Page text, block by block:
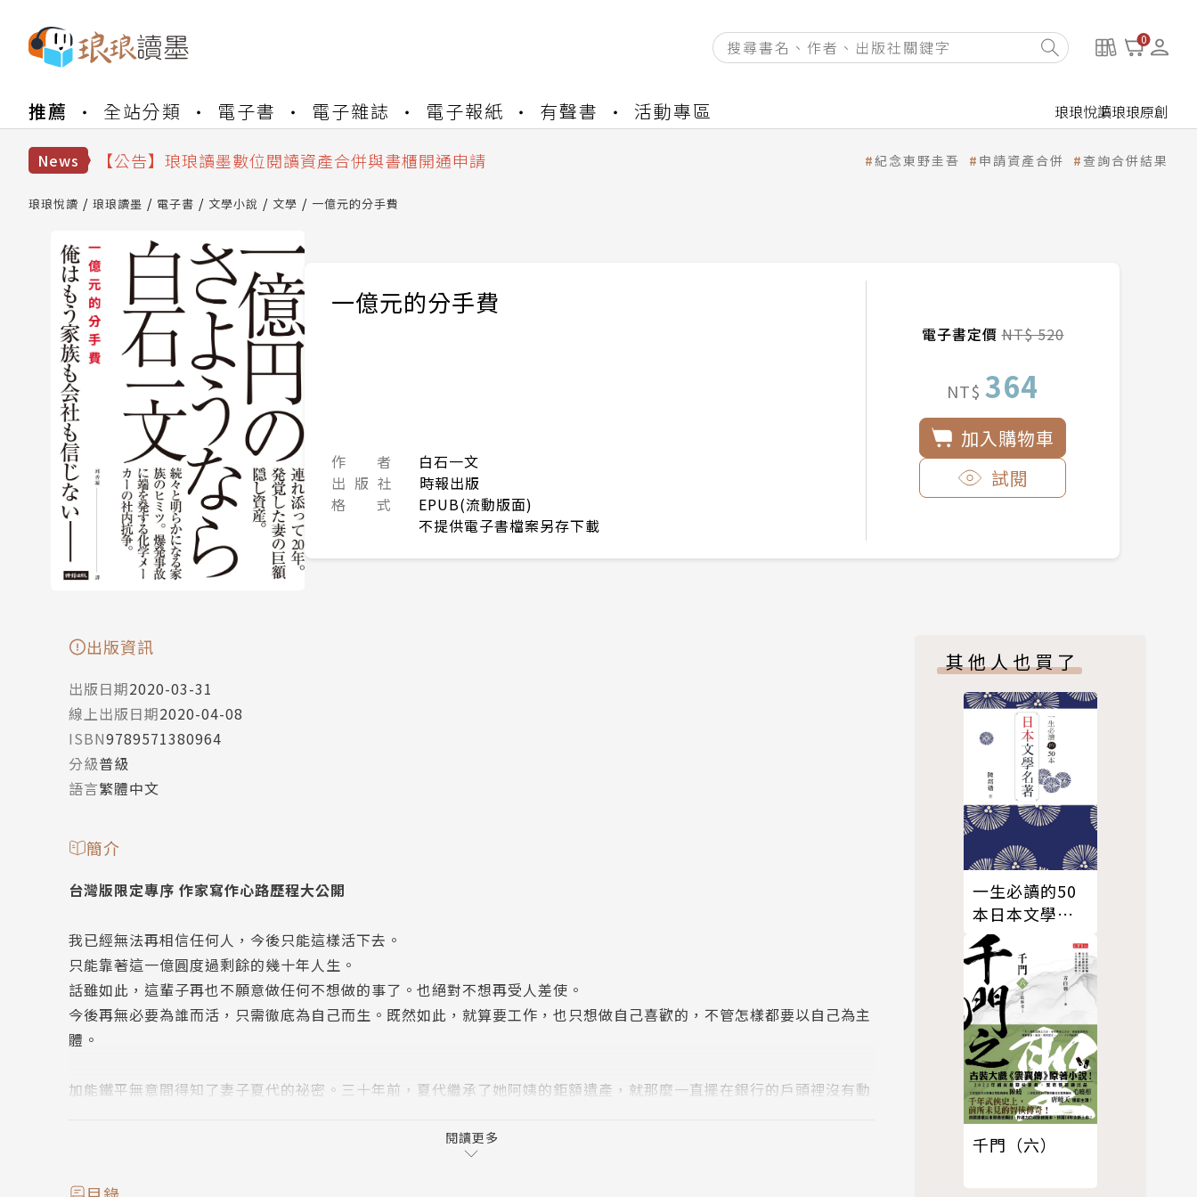
0
推薦 全站分類 電子書 電子雜誌 電子報紙 有聲書 活動專區 琅琅悅讀琅琅原創
News
【公告】琅琅書店服務升級重要說明及資產合併結果查詢
【公告】琅琅讀墨數位閱讀資產合併與書櫃開通申請
【公告】琅琅讀墨 3 分鐘完成書櫃開通與資產合併申請圖文教學
【公告】因 Readmoo 讀墨系統維護中，本站同步暫停部分閱讀服務
紀念東野圭吾 申請資產合併 查詢合併結果
琅琅悅讀 琅琅讀墨 電子書 文學小說 文學 一億元的分手費
一億元的分手費
作 者
白石一文
出 版 社
時報出版
格 式
EPUB(流動版面)
不提供電子書檔案另存下載
電子書定價NT$ 520
NT$ 364
加入購物車
試閱
出版資訊
出版日期2020-03-31
線上出版日期2020-04-08
ISBN9789571380964
分級普級
語言繁體中文
簡介
台灣版限定專序 作家寫作心路歷程大公開
我已經無法再相信任何人，今後只能這樣活下去。
只能靠著這一億圓度過剩餘的幾十年人生。
話雖如此，這輩子再也不願意做任何不想做的事了。也絕對不想再受人差使。
今後再無必要為誰而活，只需徹底為自己而生。既然如此，就算要工作，也只想做自己喜歡的，不管怎樣都要以自己為主
體。
加能鐵平無意間得知了妻子夏代的祕密。三十年前，夏代繼承了她阿姨的鉅額遺產，就那麼一直擺在銀行的戶頭裡沒有動
還是外人嗎？那麼金錢呢？工作呢？還有那些源於血緣的親情？這到底是怎麼一回事？人生自此慢慢亂了套，他無法再信
任人──於是鐵平做出決定，一個想找回自己人生的重大抉擇……
閱讀更多
其他人也買了
一生必讀的50
本日本文學名
著
千門（六）